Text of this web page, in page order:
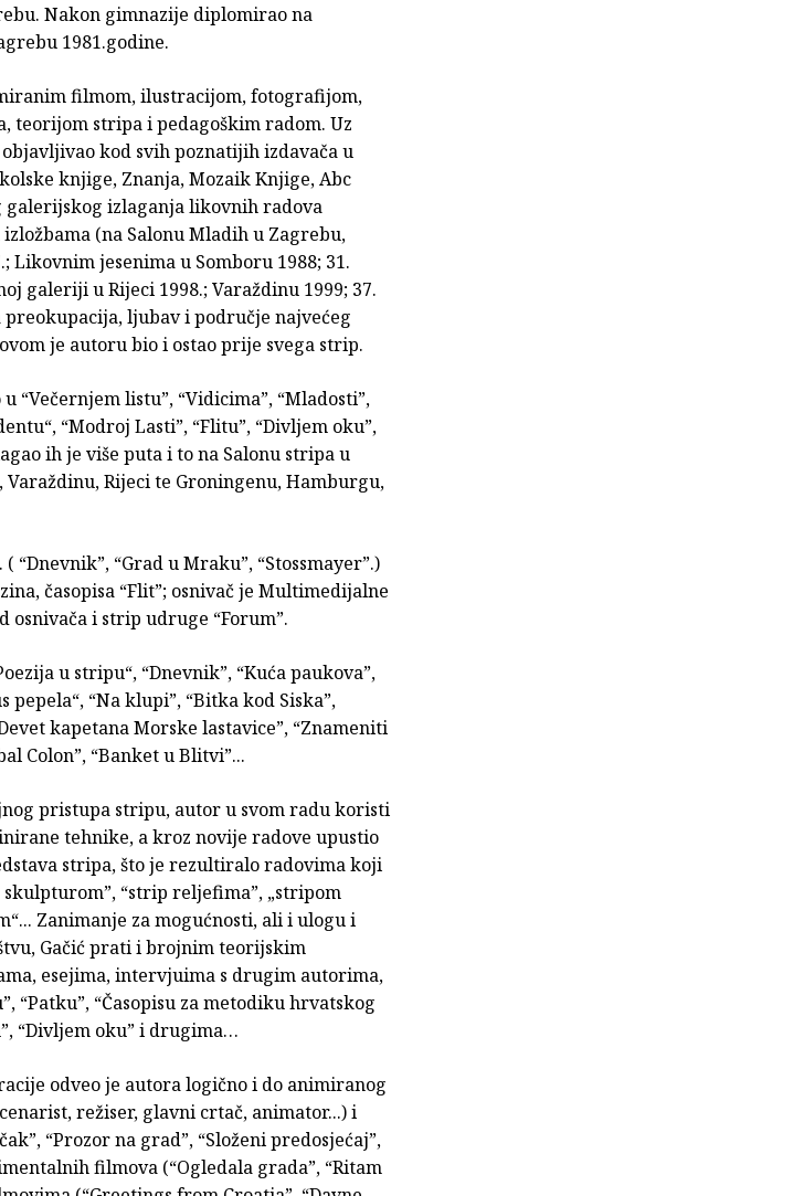
Nakon gimnazije diplomirao na
1981.godine.
filmom, ilustracijom, fotografijom,
stripa i pedagoškim radom. Uz
kod svih poznatijih izdavača u
knjige, Znanja, Mozaik Knjige, Abc
galerijskog izlaganja likovnih radova
(na Salonu Mladih u Zagrebu,
Likovnim jesenima u Somboru 1988; 31.
galeriji u Rijeci 1998.; Varaždinu 1999; 37.
ljubav i područje najvećeg
je autoru bio i ostao prije svega strip.
“Večernjem listu”, “Vidicima”, “Mladosti”,
“Modroj Lasti”, “Flitu”, “Divljem oku”,
ih je više puta i to na Salonu stripa u
Rijeci te Groningenu, Hamburgu,
“Grad u Mraku”, “Stossmayer”.)
časopisa “Flit”; osnivač je Multimedijalne
osnivača i strip udruge “Forum”.
u stripu“, “Dnevnik”, “Kuća paukova”,
pepela“, “Na klupi”, “Bitka kod Siska”,
kapetana Morske lastavice”, “Znameniti
Colon”, “Banket u Blitvi”...
pristupa stripu, autor u svom radu koristi
tehnike, a kroz novije radove upustio
stripa, što je rezultiralo radovima koji
“strip reljefima”, „stripom
Zanimanje za mogućnosti, ali i ulogu i
Gačić prati i brojnim teorijskim
esejima, intervjuima s drugim autorima,
“Patku”, “Časopisu za metodiku hrvatskog
“Divljem oku” i drugima…
odveo je autora logično i do animiranog
režiser, glavni crtač, animator...) i
“Prozor na grad”, “Složeni predosjećaj”,
filmova (“Ogledala grada”, “Ritam